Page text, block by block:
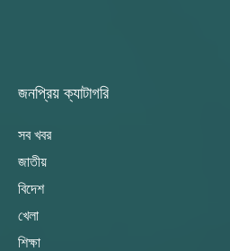
জনপ্রিয় ক্যাটাগরি
সব খবর
জাতীয়
বিদেশ
খেলা
শিক্ষা